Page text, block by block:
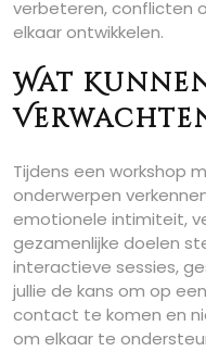
verbeteren, conflicten
elkaar ontwikkelen.
Wat
Tijdens een workshop
onderwerpen
emotionele intimiteit,
gezamenlijke doelen
interactieve sessies,
jullie de kans om op
contact te komen en
om elkaar te